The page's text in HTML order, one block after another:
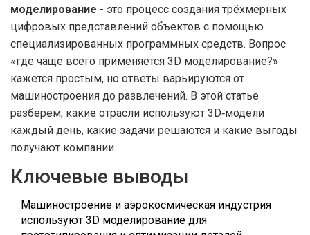
моделирование - это процесс создания трёхмерных
цифровых представлений объектов с помощью
специализированных программных средств. Вопрос
«где чаще всего применяется 3D моделирование?»
кажется простым, но ответы варьируются от
машиностроения до развлечений. В этой статье
разберём, какие отрасли используют 3D‑модели
каждый день, какие задачи решаются и какие выгоды
получают компании.
Ключевые выводы
Машиностроение и аэрокосмическая индустрия
используют 3D моделирование для